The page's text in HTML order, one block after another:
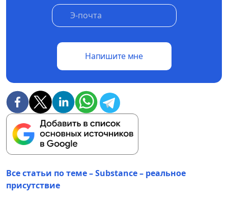
Напишите мне
Все статьи по теме – Substance – реальное
присутствие